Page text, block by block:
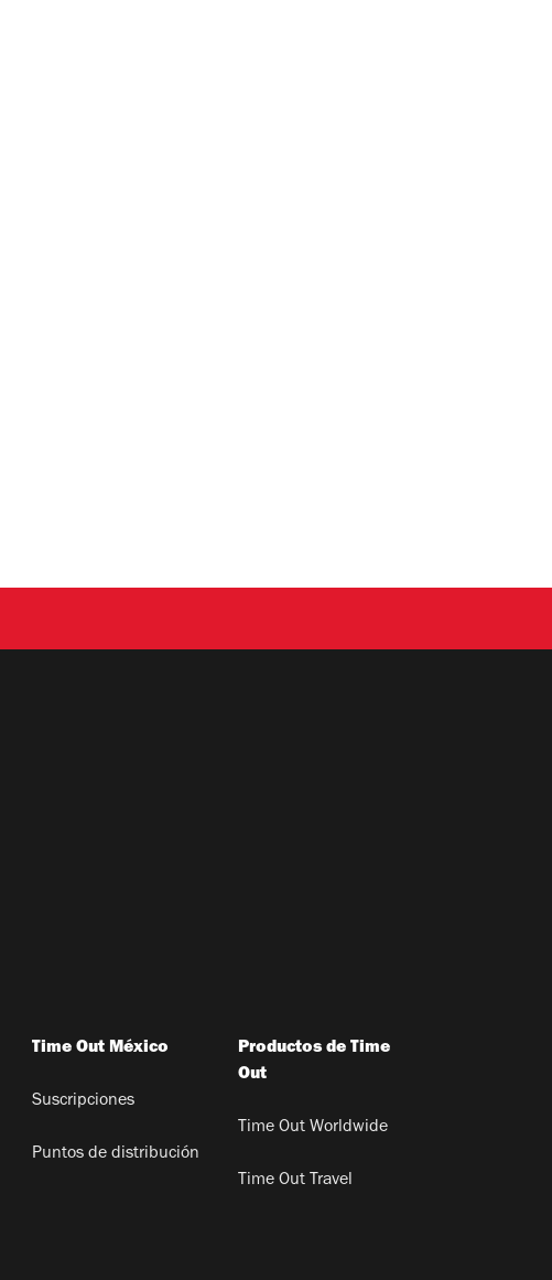
Time Out México
Suscripciones
Puntos de distribución
Productos de Time
Out
Time Out Worldwide
Time Out Travel